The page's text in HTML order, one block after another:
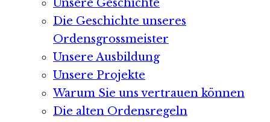
Unsere Geschichte
Die Geschichte unseres
Ordensgrossmeister
Unsere Ausbildung
Unsere Projekte
Warum Sie uns vertrauen können
Die alten Ordensregeln